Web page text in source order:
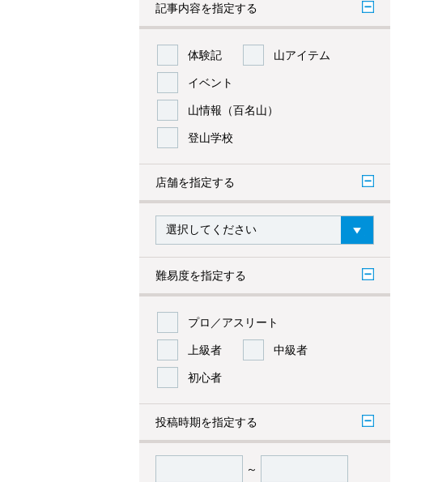
記事内容を指定する
体験記 山アイテム
イベント
山情報（百名山）
登山学校
店舗を指定する
難易度を指定する
プロ／アスリート
上級者 中級者
初心者
投稿時期を指定する
～